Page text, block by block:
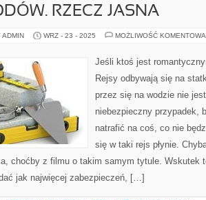
RZECZ JASNA
ADMIN WRZ - 23 - 2025 MOŻLIWOŚĆ
Jeśli ktoś jest
Rejsy odbywają się na
przez się na wodzie nie
niebezpieczny przypadek,
natrafić na coś, co nie
się w taki rejs płynie.
choćby z filmu o takim samym tytule. Wskutek
jak najwięcej zabezpieczeń, […]